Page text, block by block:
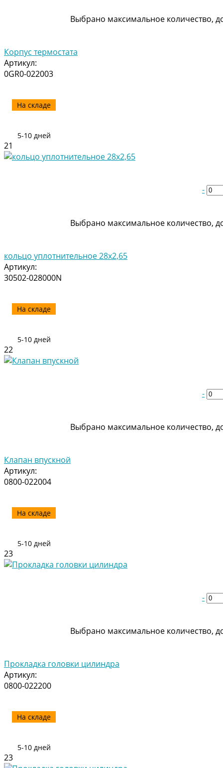
23
-
Выбрано максимальное количество,
Прокладка головки цилиндра
Артикул:
0800-022200
На складе
5-10 дней
23
22
-
Выбрано максимальное количество,
Клапан впускной
Артикул:
0800-022004
На складе
5-10 дней
Выбрано максимальное количество,
Корпус термостата
Артикул:
0GR0-022003
На складе
5-10 дней
21
-
Выбрано максимальное количество,
кольцо уплотнительное 28х2,65
Артикул:
30502-028000N
На складе
5-10 дней